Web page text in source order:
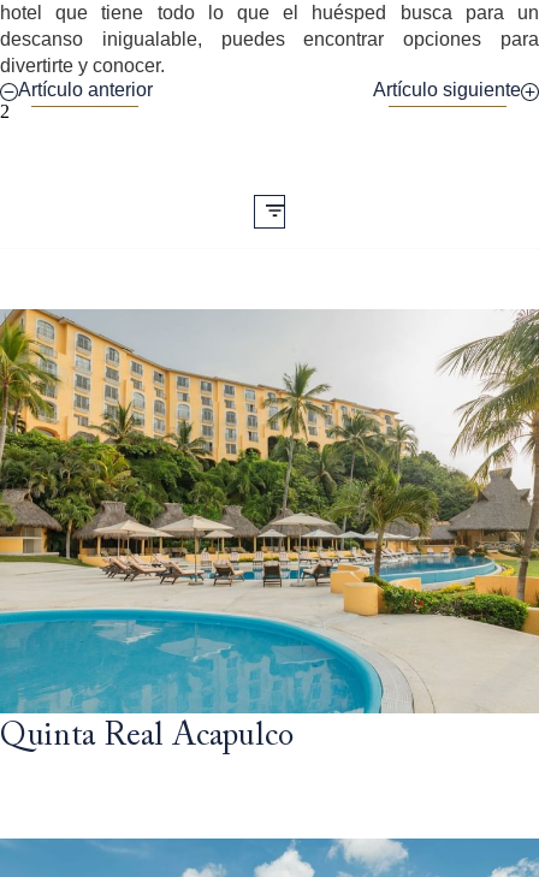
hotel que tiene todo lo que el huésped busca para un
descanso inigualable, puedes encontrar opciones para
divertirte y conocer.
Artículo anterior
Artículo siguiente
2
Quinta Real Acapulco